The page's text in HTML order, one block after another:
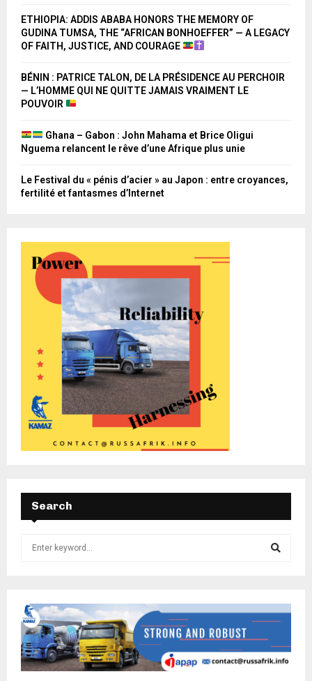
ETHIOPIA: ADDIS ABABA HONORS THE MEMORY OF
GUDINA TUMSA, THE “AFRICAN BONHOEFFER” — A LEGACY
OF FAITH, JUSTICE, AND COURAGE
BÉNIN : PATRICE TALON, DE LA PRÉSIDENCE AU PERCHOIR
— L’HOMME QUI NE QUITTE JAMAIS VRAIMENT LE
POUVOIR
Ghana – Gabon : John Mahama et Brice Oligui
Nguema relancent le rêve d’une Afrique plus unie
Le Festival du « pénis d’acier » au Japon : entre croyances,
fertilité et fantasmes d’Internet
Search